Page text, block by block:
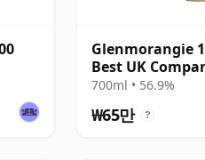
Glenmorangie
Best UK
700ml • 56.9%
₩65만 ?